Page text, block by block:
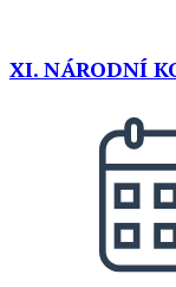
XI. NÁRODNÍ